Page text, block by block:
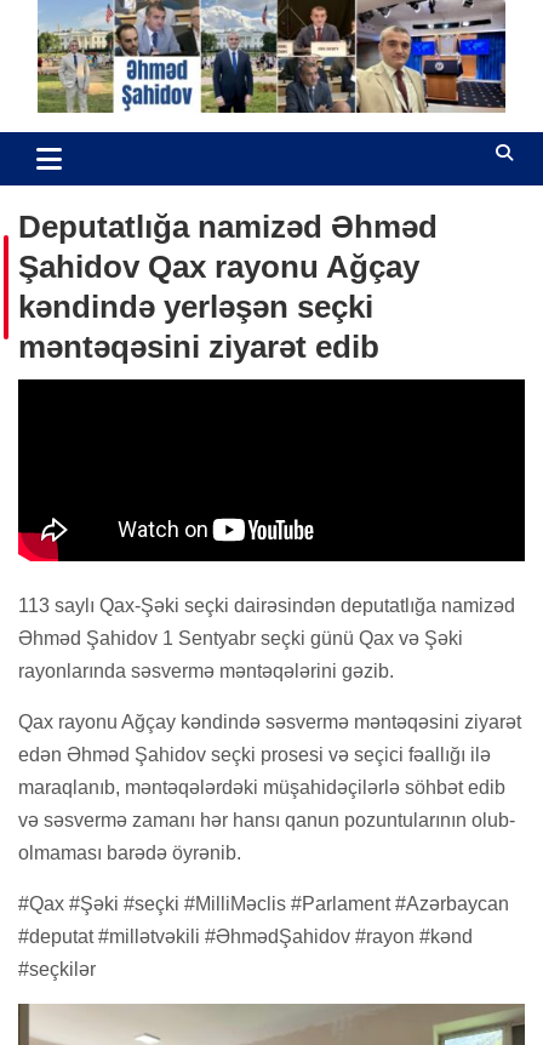
content
Əhməd Şahidov
Hüquq müdafiəçisi
Deputatlığa namizəd Əhməd
Şahidov Qax rayonu Ağçay
kəndində yerləşən seçki
məntəqəsini ziyarət edib
113 saylı Qax-Şəki seçki dairəsindən deputatlığa namizəd
Əhməd Şahidov 1 Sentyabr seçki günü Qax və Şəki
rayonlarında səsvermə məntəqələrini gəzib.
Qax rayonu Ağçay kəndində səsvermə məntəqəsini ziyarət
edən Əhməd Şahidov seçki prosesi və seçici fəallığı ilə
maraqlanıb, məntəqələrdəki müşahidəçilərlə söhbət edib
və səsvermə zamanı hər hansı qanun pozuntularının olub-
olmaması barədə öyrənib.
#Qax #Şəki #seçki #MilliMəclis #Parlament #Azərbaycan
#deputat #millətvəkili #ƏhmədŞahidov #rayon #kənd
#seçkilər